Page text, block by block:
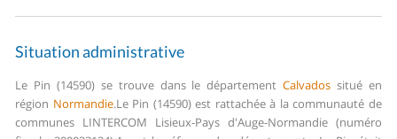
Situation administrative
Le Pin (14590) se trouve dans le départementCalvados situé en
région Normandie.Le Pin (14590) est rattachée à la communauté de
communes LINTERCOM Lisieux-Pays d'Auge-Normandie (numéro